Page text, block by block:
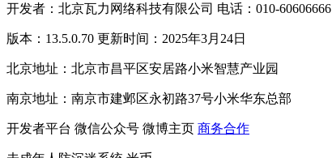
开发者：北京瓦力网络科技有限公司 电话：010-60606666
版本：13.5.0.70 更新时间：2025年3月24日
北京地址：北京市昌平区安居路小米智慧产业园
南京地址：南京市建邺区永初路37号小米华东总部
开发者平台 微信公众号 微博主页 商务合作